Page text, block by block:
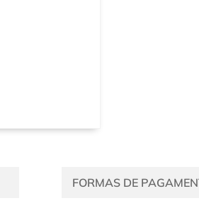
FORMAS DE